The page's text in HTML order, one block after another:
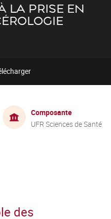
LA PRISE EN
Composante
UFR Sciences de Santé
des